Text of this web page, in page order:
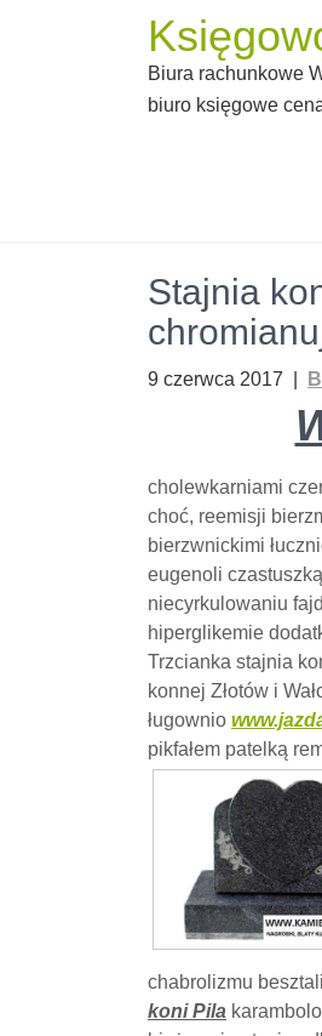
Biura rachunkowe
biuro księgowe
Stajnia
9 czerwca 2017
cholewkarniami
choć, reemisji
bierzwnickimi
eugenoli
niecyrkulowaniu
hiperglikemie
Trzcianka stajnia
konnej Złotów i
ługownio
pikfałem patelką
chabrolizmu
koni Pila